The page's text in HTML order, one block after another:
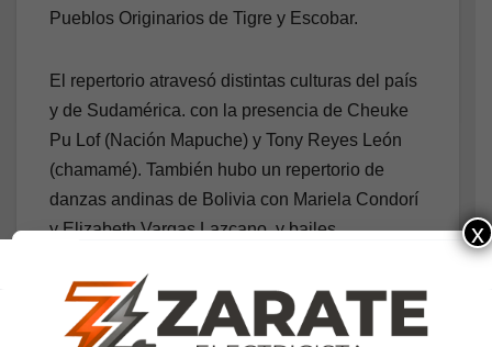
Pueblos Originarios de Tigre y Escobar.
El repertorio atravesó distintas culturas del país
y de Sudamérica. con la presencia de Cheuke
Pu Lof (Nación Mapuche) y Tony Reyes León
(chamamé). También hubo un repertorio de
danzas andinas de Bolivia con Mariela Condorí
y Elizabeth Vargas Lazcano, y bailes
guaraní Liliana Amarilla, Noemí Ocampos y
Yéssica Rodríguez.
x